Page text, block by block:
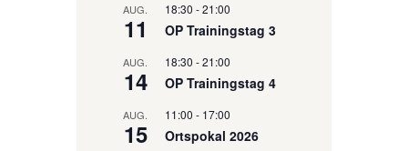
AUG.
11
18:30 -21:00
OP Trainingstag 3
AUG.
14
18:30 -21:00
OP Trainingstag 4
AUG.
15
11:00 - 17:00
Ortspokal 2026